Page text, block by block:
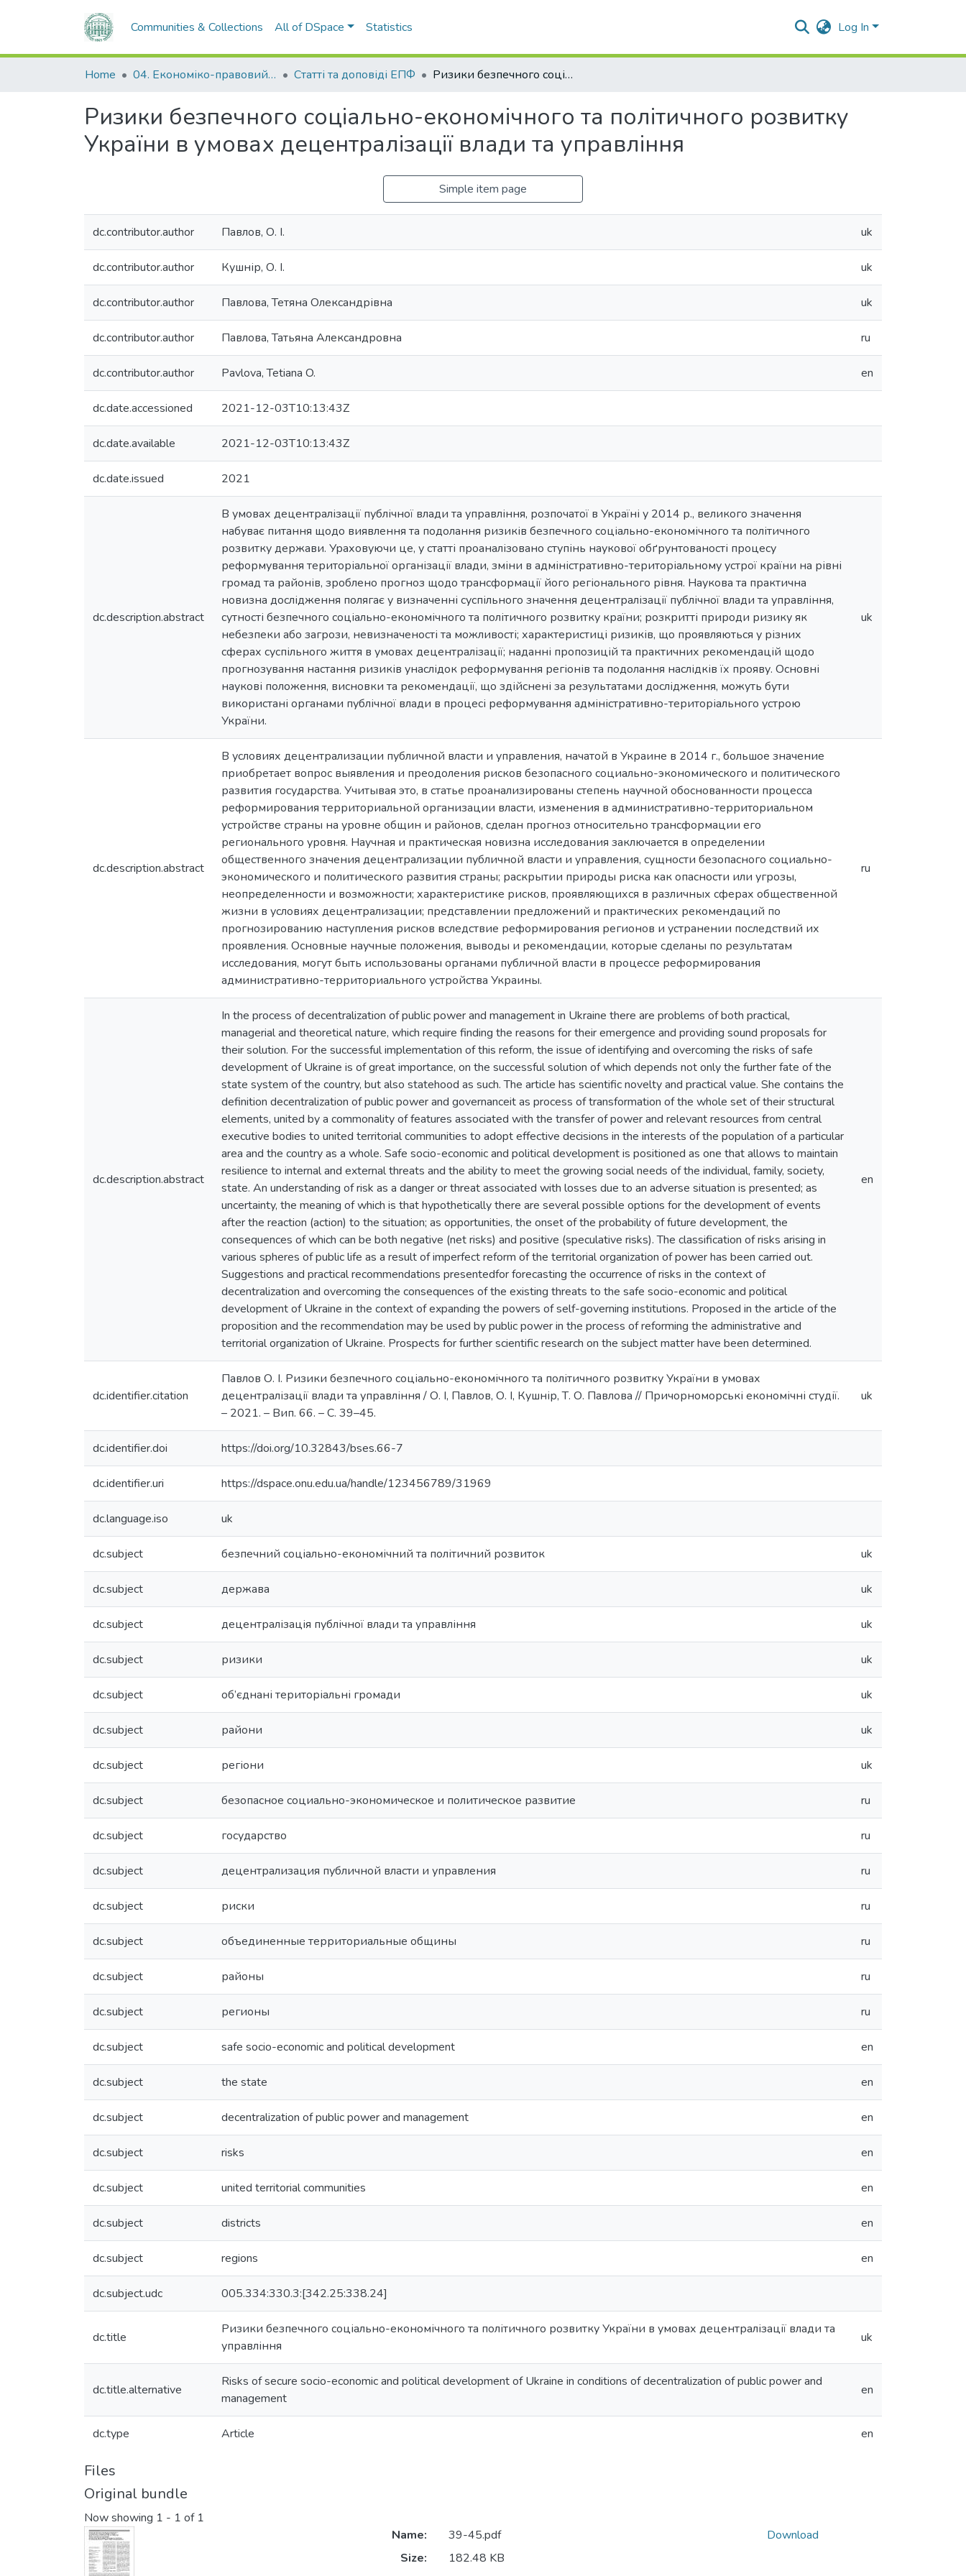
Communities & Collections All of DSpace Statistics Log In
Home 04. Економіко-правовий факультет Статті та доповіді ЕПФ Ризики безпечного соціально-економічного та політичного розвитку України в умовах децентралізації влади та управління
Ризики безпечного соціально-економічного та політичного розвитку
України в умовах децентралізації влади та управління
Simple item page
dc.contributor.author Павлов, О. І. uk
dc.contributor.author Кушнір, О. І. uk
dc.contributor.author Павлова, Тетяна Олександрівна uk
dc.contributor.author Павлова, Татьяна Александровна ru
dc.contributor.author Pavlova, Tetiana O. en
dc.date.accessioned 2021-12-03T10:13:43Z
dc.date.available 2021-12-03T10:13:43Z
dc.date.issued 2021
dc.description.abstract
В умовах децентралізації публічної влади та управління, розпочатої в Україні у 2014 р., великого значення
набуває питання щодо виявлення та подолання ризиків безпечного соціально-економічного та політичного
розвитку держави. Ураховуючи це, у статті проаналізовано ступінь наукової обґрунтованості процесу
реформування територіальної організації влади, зміни в адміністративно-територіальному устрої країни на рівні
громад та районів, зроблено прогноз щодо трансформації його регіонального рівня. Наукова та практична
новизна дослідження полягає у визначенні суспільного значення децентралізації публічної влади та управління,
сутності безпечного соціально-економічного та політичного розвитку країни; розкритті природи ризику як
небезпеки або загрози, невизначеності та можливості; характеристиці ризиків, що проявляються у різних
сферах суспільного життя в умовах децентралізації; наданні пропозицій та практичних рекомендацій щодо
прогнозування настання ризиків унаслідок реформування регіонів та подолання наслідків їх прояву. Основні
наукові положення, висновки та рекомендації, що здійснені за результатами дослідження, можуть бути
використані органами публічної влади в процесі реформування адміністративно-територіального устрою
України.
uk
dc.description.abstract
В условиях децентрализации публичной власти и управления, начатой в Украине в 2014 г., большое значение
приобретает вопрос выявления и преодоления рисков безопасного социально-экономического и политического
развития государства. Учитывая это, в статье проанализированы степень научной обоснованности процесса
реформирования территориальной организации власти, изменения в административно-территориальном
устройстве страны на уровне общин и районов, сделан прогноз относительно трансформации его
регионального уровня. Научная и практическая новизна исследования заключается в определении
общественного значения децентрализации публичной власти и управления, сущности безопасного социально-
экономического и политического развития страны; раскрытии природы риска как опасности или угрозы,
неопределенности и возможности; характеристике рисков, проявляющихся в различных сферах общественной
жизни в условиях децентрализации; представлении предложений и практических рекомендаций по
прогнозированию наступления рисков вследствие реформирования регионов и устранении последствий их
проявления. Основные научные положения, выводы и рекомендации, которые сделаны по результатам
исследования, могут быть использованы органами публичной власти в процессе реформирования
административно-территориального устройства Украины.
ru
dc.description.abstract
In the process of decentralization of public power and management in Ukraine there are problems of both practical,
managerial and theoretical nature, which require finding the reasons for their emergence and providing sound proposals for
their solution. For the successful implementation of this reform, the issue of identifying and overcoming the risks of safe
development of Ukraine is of great importance, on the successful solution of which depends not only the further fate of the
state system of the country, but also statehood as such. The article has scientific novelty and practical value. She contains the
definition decentralization of public power and governanceit as process of transformation of the whole set of their structural
elements, united by a commonality of features associated with the transfer of power and relevant resources from central
executive bodies to united territorial communities to adopt effective decisions in the interests of the population of a particular
area and the country as a whole. Safe socio-economic and political development is positioned as one that allows to maintain
resilience to internal and external threats and the ability to meet the growing social needs of the individual, family, society,
state. An understanding of risk as a danger or threat associated with losses due to an adverse situation is presented; as
uncertainty, the meaning of which is that hypothetically there are several possible options for the development of events
after the reaction (action) to the situation; as opportunities, the onset of the probability of future development, the
consequences of which can be both negative (net risks) and positive (speculative risks). The classification of risks arising in
various spheres of public life as a result of imperfect reform of the territorial organization of power has been carried out.
Suggestions and practical recommendations presentedfor forecasting the occurrence of risks in the context of
decentralization and overcoming the consequences of the existing threats to the safe socio-economic and political
development of Ukraine in the context of expanding the powers of self-governing institutions. Proposed in the article of the
proposition and the recommendation may be used by public power in the process of reforming the administrative and
territorial organization of Ukraine. Prospects for further scientific research on the subject matter have been determined.
en
dc.identifier.citation
Павлов О. І. Ризики безпечного соціально-економічного та політичного розвитку України в умовах
децентралізації влади та управління / О. І, Павлов, О. І, Кушнір, Т. О. Павлова // Причорноморські економічні студії.
– 2021. – Вип. 66. – С. 39–45.
uk
dc.identifier.doi https://doi.org/10.32843/bses.66-7
dc.identifier.uri https://dspace.onu.edu.ua/handle/123456789/31969
dc.language.iso uk
dc.subject безпечний соціально-економічний та політичний розвиток uk
dc.subject держава uk
dc.subject децентралізація публічної влади та управління uk
dc.subject ризики uk
dc.subject об’єднані територіальні громади uk
dc.subject райони uk
dc.subject регіони uk
dc.subject безопасное социально-экономическое и политическое развитие ru
dc.subject государство ru
dc.subject децентрализация публичной власти и управления ru
dc.subject риски ru
dc.subject объединенные территориальные общины ru
dc.subject районы ru
dc.subject регионы ru
dc.subject safe socio-economic and political development en
dc.subject the state en
dc.subject decentralization of public power and management en
dc.subject risks en
dc.subject united territorial communities en
dc.subject districts en
dc.subject regions en
dc.subject.udc 005.334:330.3:[342.25:338.24]
dc.title
Ризики безпечного соціально-економічного та політичного розвитку України в умовах децентралізації влади та
управління
uk
dc.title.alternative
Risks of secure socio-economic and political development of Ukraine in conditions of decentralization of public power and
management
en
dc.type Article en
Files
Original bundle
Now showing 1 - 1 of 1
Name:
39-45.pdf
Size:
182.48 KB
Download